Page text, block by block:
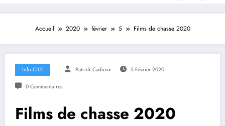
Accueil 2020 février 5 Films de chasse 2020
Info CILE Patrick Cadieux 5 Février 2020
0 Commentaires
Films de chasse 2020